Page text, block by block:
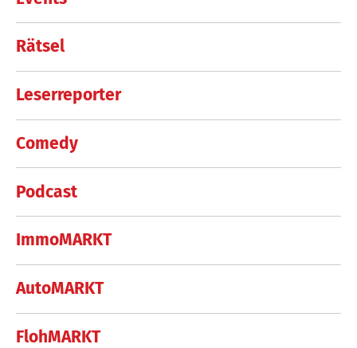
Rätsel
Leserreporter
Comedy
Podcast
ImmoMARKT
AutoMARKT
FlohMARKT